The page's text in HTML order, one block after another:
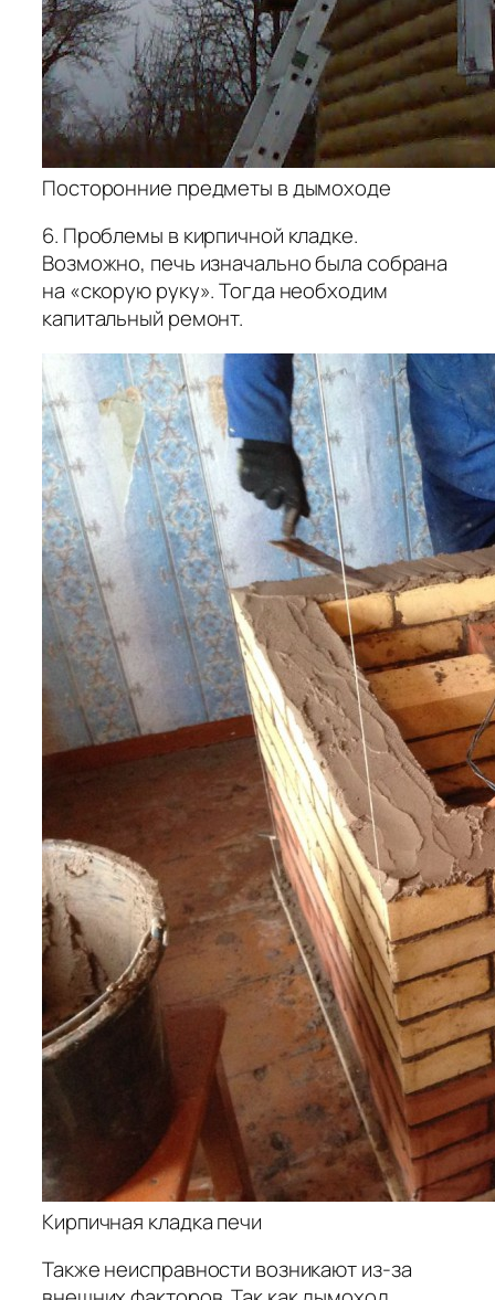
Посторонние предметы в дымоходе
6. Проблемы в кирпичной кладке.
Возможно, печь изначально была собрана
на «скорую руку». Тогда необходим
капитальный ремонт.
Кирпичная кладка печи
Также неисправности возникают из-за